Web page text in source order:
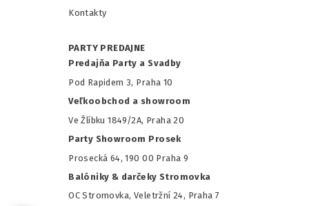
Kontakty
PARTY PREDAJNE
Predajňa Party a Svadby
Pod Rapidem 3, Praha 10
Veľkoobchod a showroom
Ve Žlíbku 1849/2A, Praha 20
Party Showroom Prosek
Prosecká 64, 190 00 Praha 9
Balóniky & darčeky Stromovka
OC Stromovka, Veletržní 24, Praha 7